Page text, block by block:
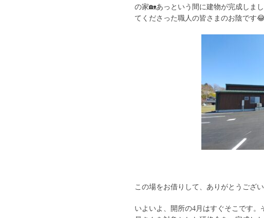
の家🏡あっという間に建物が完成しま
てくださった職人の皆さまのお陰です
この場をお借りして、ありがとうござ
いよいよ、開所の4月はすぐそこです